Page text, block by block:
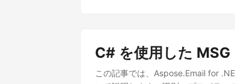
C# を使用した
この記事では、Aspose.Email for